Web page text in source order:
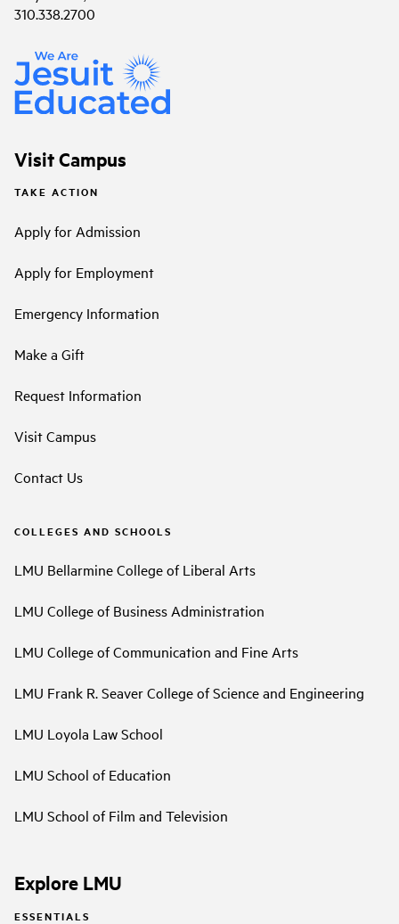
310.338.2700
Visit Campus
TAKE ACTION
Apply for Admission
Apply for Employment
Emergency Information
Make a Gift
Request Information
Visit Campus
Contact Us
COLLEGES AND SCHOOLS
LMU Bellarmine College of Liberal Arts
LMU College of Business Administration
LMU College of Communication and Fine Arts
LMU Frank R. Seaver College of Science and Engineering
LMU Loyola Law School
LMU School of Education
LMU School of Film and Television
Explore LMU
ESSENTIALS